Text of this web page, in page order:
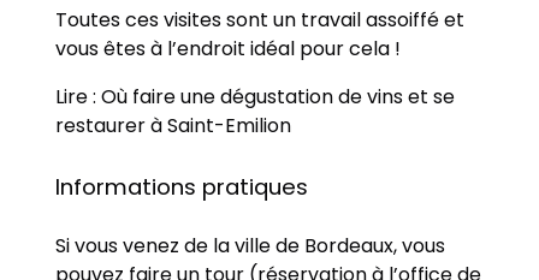
Toutes ces visites sont un travail assoiffé et
vous êtes à l’endroit idéal pour cela !
Lire : Où faire une dégustation de vins et se
restaurer à Saint-Emilion
Informations pratiques
Si vous venez de la ville de Bordeaux, vous